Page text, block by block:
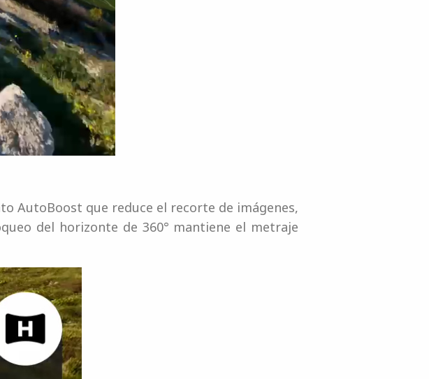
AutoBoost que reduce el recorte de imágenes,
del horizonte de 360° mantiene el metraje